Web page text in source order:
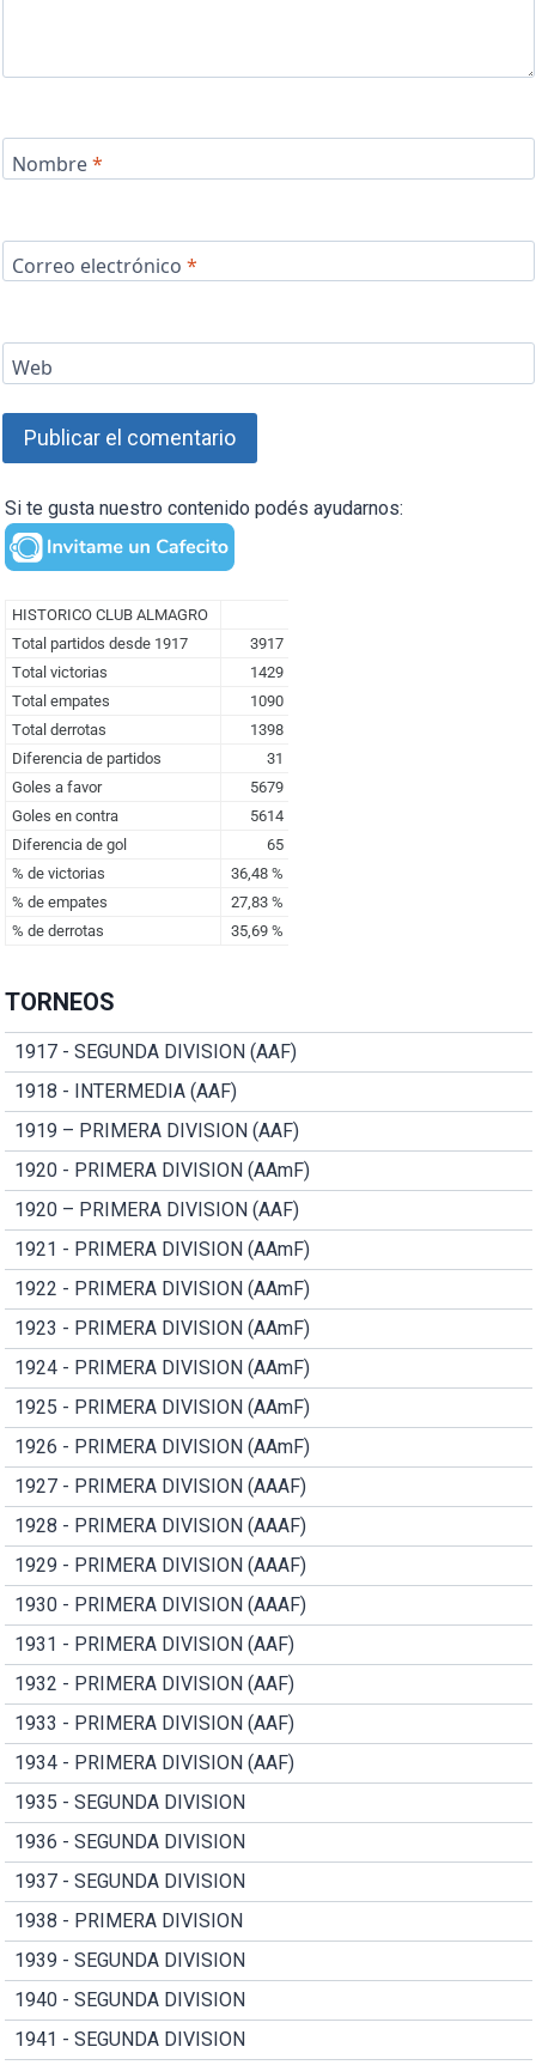
Nombre*
Correo electrónico *
Web
Si te gusta nuestro contenido podés ayudarnos:
TORNEOS
1917 - SEGUNDA DIVISION (AAF)
1918 - INTERMEDIA (AAF)
1919 – PRIMERA DIVISION (AAF)
1920 - PRIMERA DIVISION (AAmF)
1920 – PRIMERA DIVISION (AAF)
1921 - PRIMERA DIVISION (AAmF)
1922 - PRIMERA DIVISION (AAmF)
1923 - PRIMERA DIVISION (AAmF)
1924 - PRIMERA DIVISION (AAmF)
1925 - PRIMERA DIVISION (AAmF)
1926 - PRIMERA DIVISION (AAmF)
1927 - PRIMERA DIVISION (AAAF)
1928 - PRIMERA DIVISION (AAAF)
1929 - PRIMERA DIVISION (AAAF)
1930 - PRIMERA DIVISION (AAAF)
1931 - PRIMERA DIVISION (AAF)
1932 - PRIMERA DIVISION (AAF)
1933 - PRIMERA DIVISION (AAF)
1934 - PRIMERA DIVISION (AAF)
1935 - SEGUNDA DIVISION
1936 - SEGUNDA DIVISION
1937 - SEGUNDA DIVISION
1938 - PRIMERA DIVISION
1939 - SEGUNDA DIVISION
1940 - SEGUNDA DIVISION
1941 - SEGUNDA DIVISION